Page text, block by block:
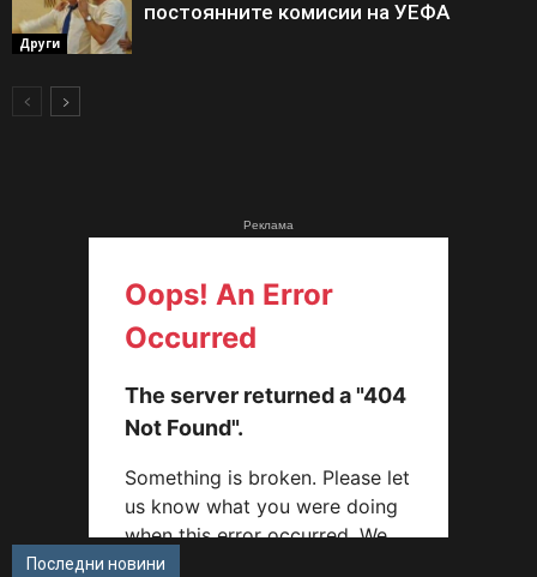
Други
постоянните комисии на УЕФА
Реклама
Последни новини